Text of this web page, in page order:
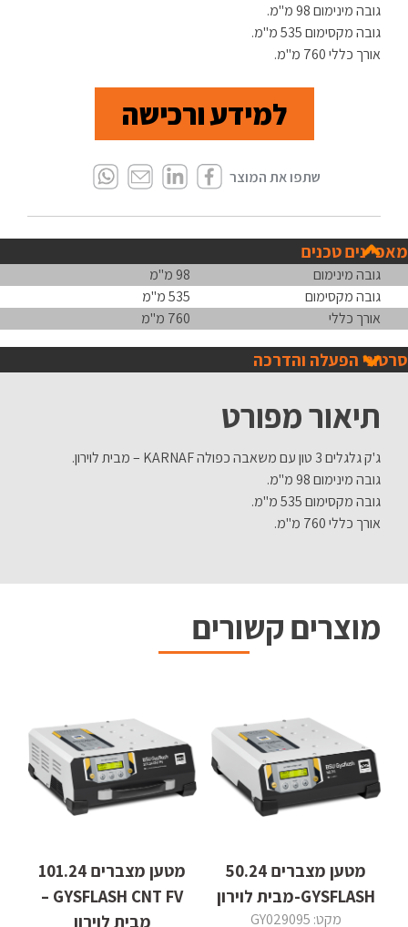
גובה מינימום 98 מ"מ.
גובה מקסימום 535 מ"מ.
אורך כללי 760 מ"מ.
למידע ורכישה
מאפיינים טכנים
גובה מינימום
98 מ"מ
גובה מקסימום
535 מ"מ
אורך כללי
760 מ"מ
סרטוני הפעלה והדרכה
תיאור מפורט
ג'ק גלגלים 3 טון עם משאבה כפולה KARNAF – מבית לוירון.
גובה מינימום 98 מ"מ.
גובה מקסימום 535 מ"מ.
אורך כללי 760 מ"מ.
מוצרים קשורים
מטען מצברים 50.24
GYSFLASH-מבית לוירון
מקט: GY029095
מטען מצברים 101.24
GYSFLASH CNT FV –
מבית לוירון